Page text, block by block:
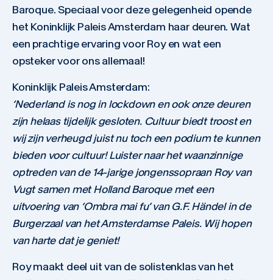
Baroque. Speciaal voor deze gelegenheid opende
het Koninklijk Paleis Amsterdam haar deuren. Wat
een prachtige ervaring voor Roy en wat een
opsteker voor ons allemaal!
Koninklijk Paleis Amsterdam:
‘Nederland is nog in lockdown en ook onze deuren
zijn helaas tijdelijk gesloten. Cultuur biedt troost en
wij zijn verheugd juist nu toch een podium te kunnen
bieden voor cultuur! Luister naar het waanzinnige
optreden van de 14-jarige jongenssopraan Roy van
Vugt samen met Holland Baroque met een
uitvoering van ‘Ombra mai fu’ van G.F. Händel in de
Burgerzaal van het Amsterdamse Paleis. Wij hopen
van harte dat je geniet!
Roy maakt deel uit van de solistenklas van het